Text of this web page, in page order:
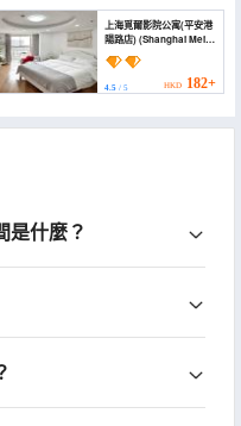
上海覓爾影院公寓(平安港
陽路店) (Shanghai Meier
Cinema Apartment
(Ping'an Gangyang
Road Branch))
4.5/ 5 HKD 182+
是什麼？